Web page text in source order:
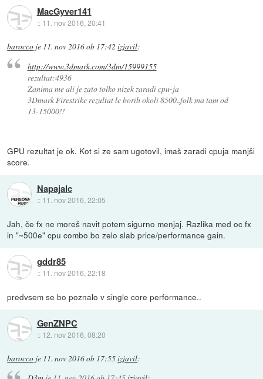
MacGyver141
:: 11. nov 2016, 20:41
barocco je 11. nov 2016 ob 17:42 izjavil:
http://www.3dmark.com/3dm/15999155
rezultat:4936
Zanima me ali je zato tolko nizek zaradi cpu-ja
3Dmark Firestrike rezultat le borih okoli 8500..folk ma tam od
13-15000!!
GPU rezultat je ok. Kot si ze sam ugotovil, imaš zaradi cpuja manjši
score.
Napajalc
:: 11. nov 2016, 22:05
Jah, če fx ne moreš navit potem sigurno menjaj. Razlika med oc fx
in "~500e" cpu combo bo zelo slab price/performance gain.
gddr85
:: 11. nov 2016, 22:18
predvsem se bo poznalo v single core performance..
GenZNPC
:: 12. nov 2016, 08:20
barocco je 11. nov 2016 ob 17:55izjavil: